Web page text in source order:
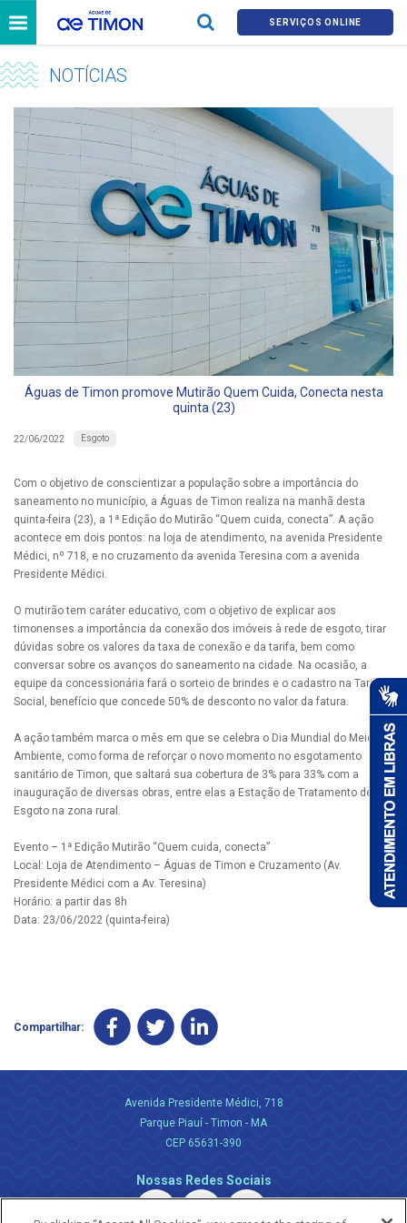
SERVIÇOS ONLINE
NOTÍCIAS
Águas de Timon promove Mutirão Quem Cuida, Conecta nesta
quinta (23)
22/06/2022 Esgoto
Com o objetivo de conscientizar a população sobre a importância do
saneamento no município, a Águas de Timon realiza na manhã desta
quinta-feira (23), a 1ª Edição do Mutirão “Quem cuida, conecta”. A ação
acontece em dois pontos: na loja de atendimento, na avenida Presidente
Médici, nº 718, e no cruzamento da avenida Teresina com a avenida
Presidente Médici.
O mutirão tem caráter educativo, com o objetivo de explicar aos
timonenses a importância da conexão dos imóveis à rede de esgoto, tirar
dúvidas sobre os valores da taxa de conexão e da tarifa, bem como
conversar sobre os avanços do saneamento na cidade. Na ocasião, a
equipe da concessionária fará o sorteio de brindes e o cadastro na Tarifa
Social, benefício que concede 50% de desconto no valor da fatura.
A ação também marca o mês em que se celebra o Dia Mundial do Meio
Ambiente, como forma de reforçar o novo momento no esgotamento
sanitário de Timon, que saltará sua cobertura de 3% para 33% com a
inauguração de diversas obras, entre elas a Estação de Tratamento de
Esgoto na zona rural.
Evento – 1ª Edição Mutirão “Quem cuida, conecta”
Local: Loja de Atendimento – Águas de Timon e Cruzamento (Av.
Presidente Médici com a Av. Teresina)
Horário: a partir das 8h
Data: 23/06/2022 (quinta-feira)
Compartilhar:
Avenida Presidente Médici, 718
Parque Piauí - Timon - MA
CEP 65631-390
Nossas Redes Sociais